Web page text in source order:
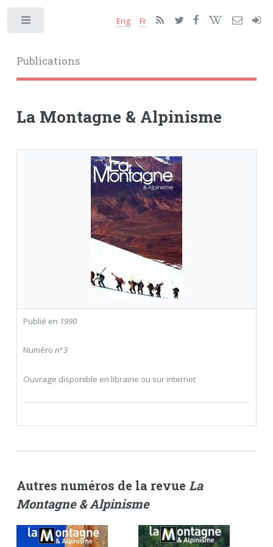
Publications
Eng Fr
La Montagne & Alpinisme
Publié en 1990
Numéro n°3
Ouvrage disponible en librairie ou sur internet
Autres numéros de la revue La
Montagne & Alpinisme